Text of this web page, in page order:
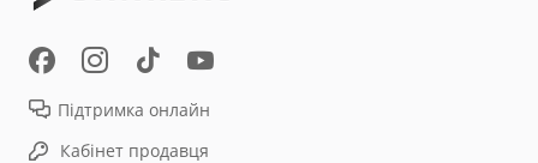
Підтримка онлайн
Кабінет продавця